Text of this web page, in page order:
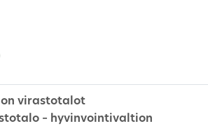
virastotalot
– hyvinvointivaltion